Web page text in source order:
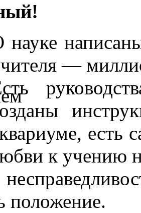
науке
—
есть
к учению
положение.